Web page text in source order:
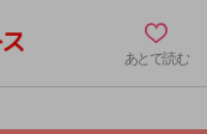
あとで読む